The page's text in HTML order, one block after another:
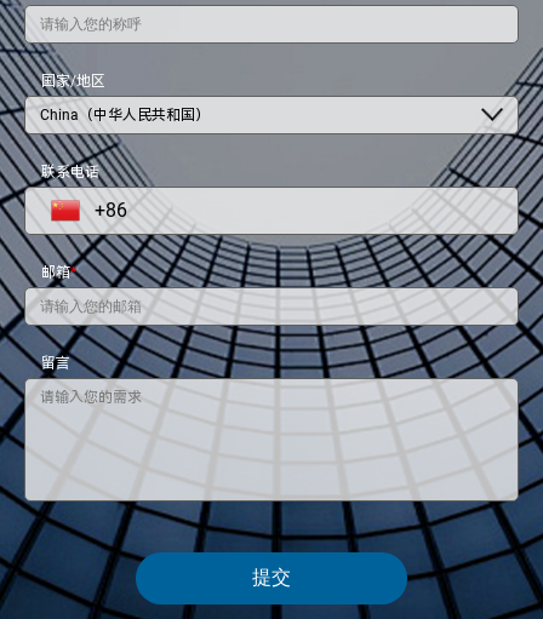
国家/地区
China（中华人民共和国）
联系电话
+86
邮箱*
留言
提交